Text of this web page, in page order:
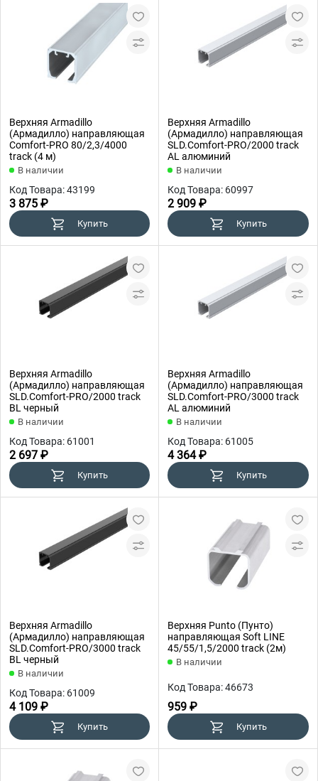
Верхняя Armadillo
(Армадилло) направляющая
Comfort-PRO 80/2,3/4000
track (4 м)
В наличии
Код Товара: 43199
3 875 ₽
Купить
Верхняя Armadillo
(Армадилло) направляющая
SLD.Comfort-PRO/2000 track
AL алюминий
В наличии
Код Товара: 60997
2 909 ₽
Купить
Верхняя Armadillo
(Армадилло) направляющая
SLD.Comfort-PRO/2000 track
BL черный
В наличии
Код Товара: 61001
2 697 ₽
Купить
Верхняя Armadillo
(Армадилло) направляющая
SLD.Comfort-PRO/3000 track
AL алюминий
В наличии
Код Товара: 61005
4 364 ₽
Купить
Верхняя Armadillo
(Армадилло) направляющая
SLD.Comfort-PRO/3000 track
BL черный
В наличии
Код Товара: 61009
4 109 ₽
Купить
Верхняя Punto (Пунто)
направляющая Soft LINE
45/55/1,5/2000 track (2м)
В наличии
Код Товара: 46673
959 ₽
Купить